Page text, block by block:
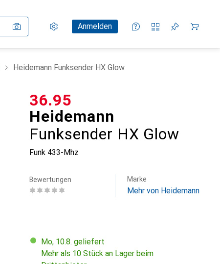
Einstellungen
KundenkontoAnmelden
Vergleichslisten
Merklisten
Warenkorb
Heidemann Funksender HX Glow
Heidemann
Funksender HX Glow
Funk 433-Mhz
CHF
36.95
Bewertungen Marke
Mehr von Heidemann
Mo, 10.8. geliefert
Mehr als 10 Stück an Lager beim